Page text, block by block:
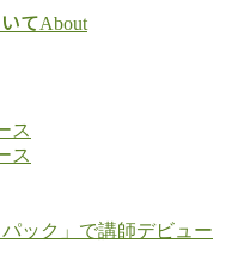
てAbout
ス
ス
パック」で講師デビュー